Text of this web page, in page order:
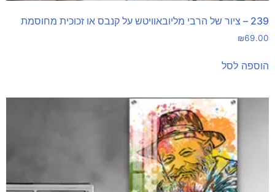
239 – ציור של הרבי מליובאוויטש על קנבס או זכוכית מחוסמת
₪69.00
הוספה לסל